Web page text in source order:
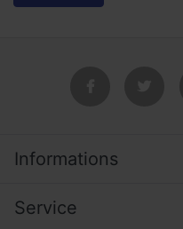
Informations
Service